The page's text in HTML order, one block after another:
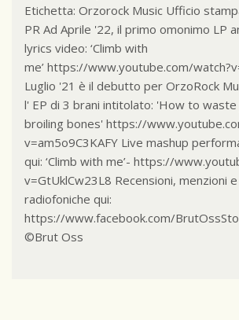
Etichetta: Orzorock Music Ufficio
PR Ad Aprile '22, il primo omonimo LP
lyrics video: ‘Climb with
me’ https://www.youtube.com/
Luglio '21 è il debutto per OrzoRock
l' EP di 3 brani intitolato: 'How to
broiling bones' https://
v=am5o9C3KAFY Live mashup
qui: ‘Climb with me’- https://
v=GtUklCw23L8 Recensioni, menzioni
radiofoniche qui:
https://www.facebook.com/
©Brut Oss